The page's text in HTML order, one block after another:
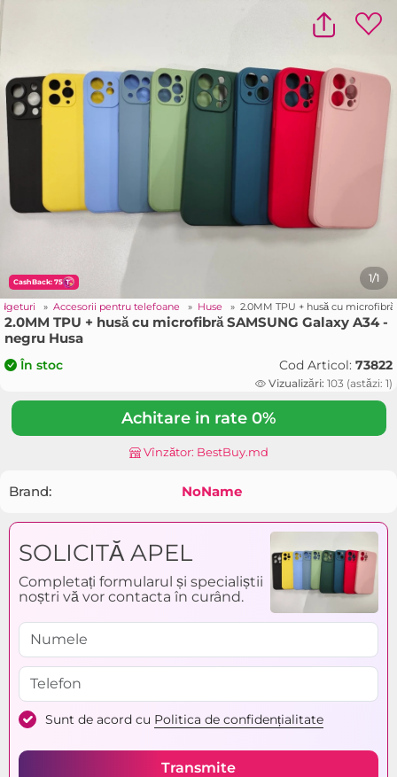
CashBack: 75 1/1
» Accesorii pentru telefoane » Huse » 2.0MM TPU + husă cu
2.0MM TPU + husă cu microfibră SAMSUNG Galaxy A34 -
negru Husa
În stoc Cod Articol: 73822
Vizualizări: 103 (astăzi: 1)
Achitare in rate 0%
Vînzător: BestBuy.md
Brand: NoName
SOLICITĂ APEL
Completați formularul și specialiștii
noștri vă vor contacta în curând.
Sunt de acord cu Politica de confidențialitate
Transmite